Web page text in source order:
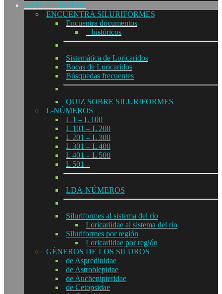
BASE DE DATOS
ENCUENTRA SILURIFORMES
Encuentra documentos
– históricos
Sistemática de Loricaridos
Bocas de Loricaridos
Búsquedas frecuentes
QUIZ SOBRE SILURIFORMES
L-NÚMEROS
L 1 – L 100
L 101 – L 200
L 201 – L 300
L 301 – L 400
L 401 – L 500
L 501 –
LDA-NÚMEROS
Siluriformes al sistema del río
Loricariidae al sistema del río
Siluriformes por región
Loricariidae por región
GÉNEROS DE LOS SILUROS
de Aspredinidae
de Astroblepidae
de Auchenipteridae
de Cetopsidae